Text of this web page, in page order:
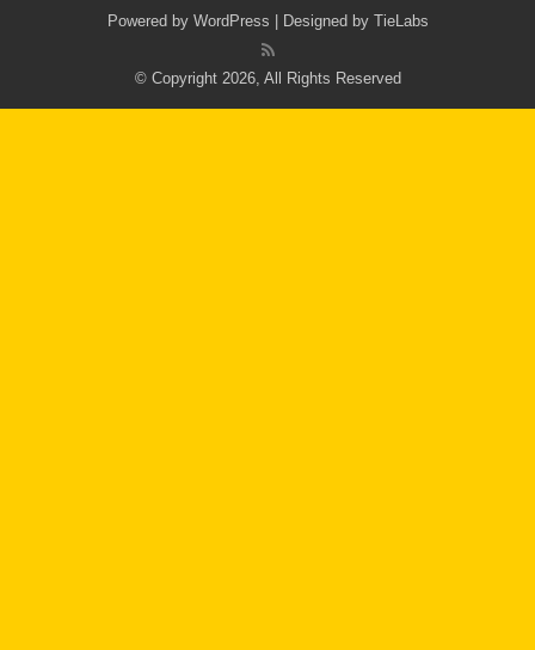
Powered by WordPress | Designed by TieLabs
© Copyright 2026, All Rights Reserved